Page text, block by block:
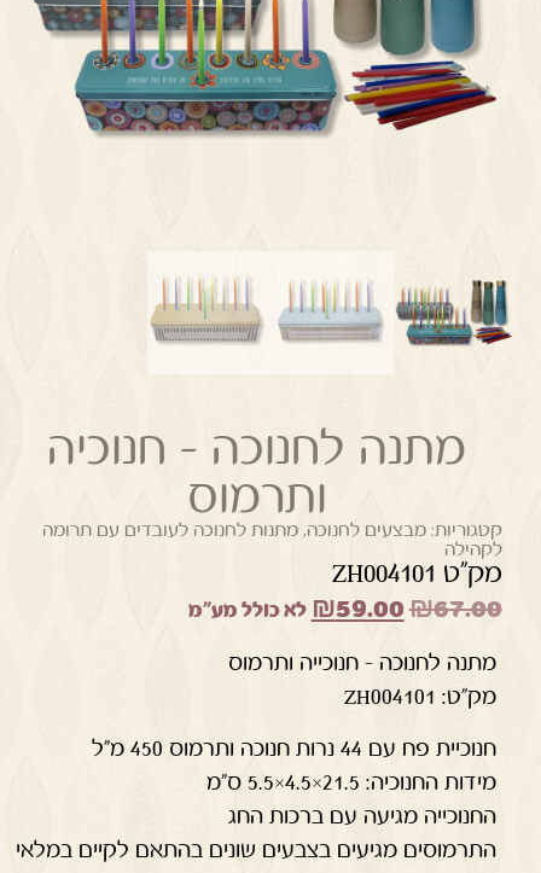
מתנה לחנוכה – חנוכיה
ותרמוס
קטגוריות: מבצעים לחנוכה,מתנות לחנוכה לעובדים עם תרומה
לקהילה
מק"ט ZH004101
₪67.00
₪59.00 לא כולל מע"מ
מתנה לחנוכה – חנוכייה ותרמוס
מק"ט: ZH004101
חנוכיית פח עם 44 נרות חנוכה ותרמוס 450 מ"ל
מידות החנוכיה: 21.5×4.5×5.5 ס"מ
החנוכייה מגיעה עם ברכות החג
התרמוסים מגיעים בצבעים שונים בהתאם לקיים במלאי